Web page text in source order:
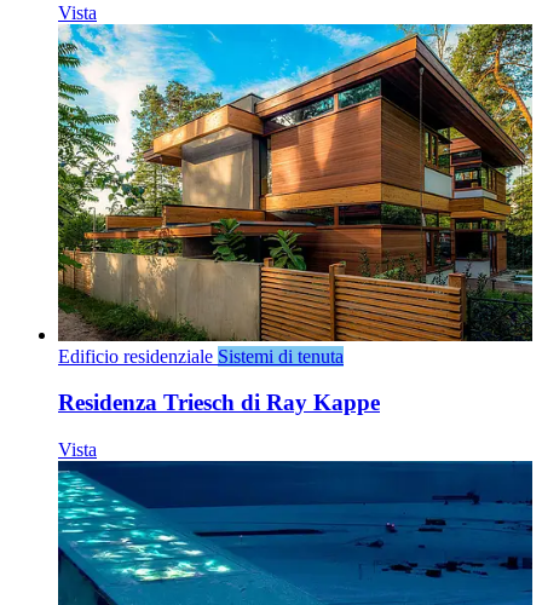
Vista
Edificio residenziale Sistemi di tenuta
Residenza Triesch di Ray Kappe
Vista